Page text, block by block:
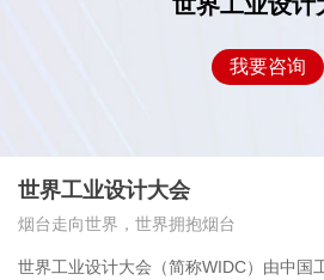
我要咨询
世界工业设计大会
烟台走向世界，世界拥抱烟台
世界工业设计大会（简称WIDC）由中国